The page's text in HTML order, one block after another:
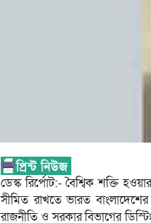
ডেস্ক রির্পোট:- বৈশ্বিক শক্তি
সীমিত রাখতে ভারত বাংলাদেশের
রাজনীতি ও সরকার বিভাগের